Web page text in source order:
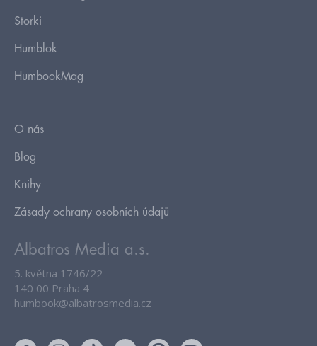
Storki
Humblok
HumbookMag
O nás
Blog
Knihy
Zásady ochrany osobních údajů
Albatros Media a.s.
5. května 1746/22
140 00 Praha 4
humbook@albatrosmedia.cz